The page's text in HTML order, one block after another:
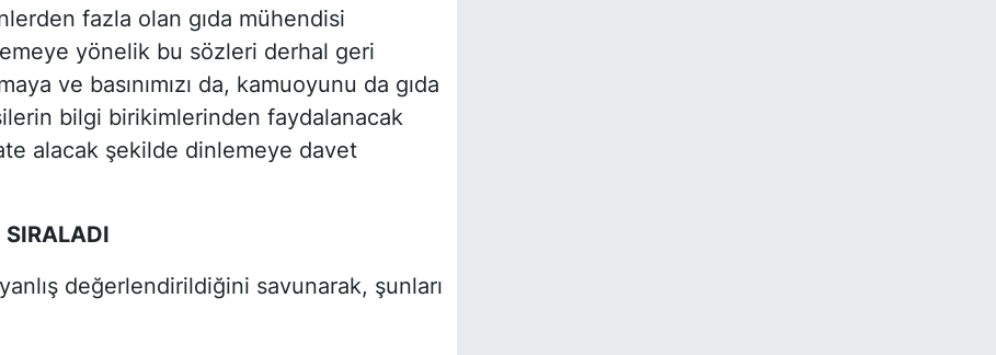
fazla olan gıda mühendisi
yönelik bu sözleri derhal geri
ve basınımızı da, kamuoyunu da gıda
bilgi birikimlerinden faydalanacak
alacak şekilde dinlemeye davet
SIRALADI
değerlendirildiğini savunarak, şunları